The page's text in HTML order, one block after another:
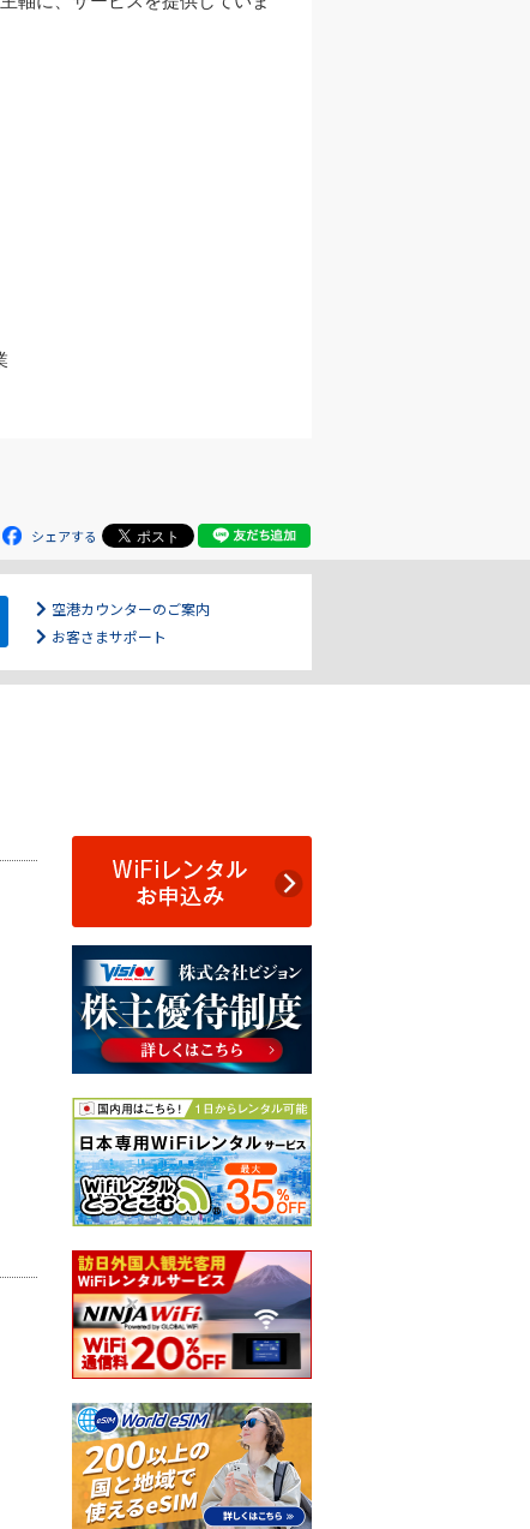
シェアする
空港カウンターのご案内
お客さまサポート